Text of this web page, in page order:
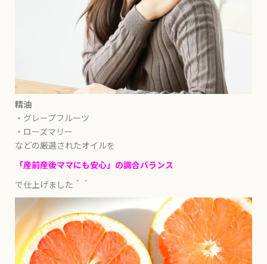
精油
・グレープフルーツ
・ローズマリー
などの厳選されたオイルを
「産前産後ママにも安心」の調合バランス
で仕上げました＾＾